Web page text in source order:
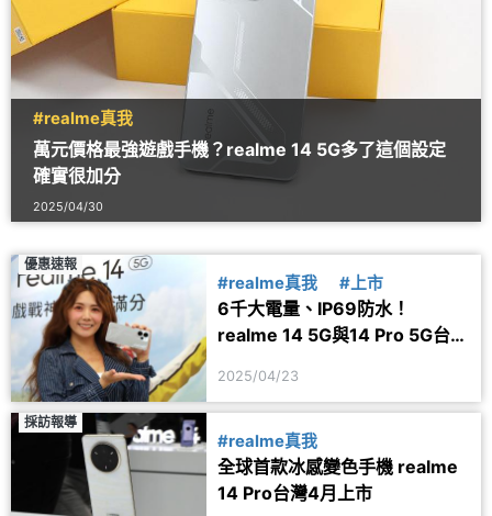
#realme真我
萬元價格最強遊戲手機？realme 14 5G多了這個設定
確實很加分
2025/04/30
優惠速報
#realme真我 #上市
6千大電量、IP69防水！
realme 14 5G與14 Pro 5G台灣
2025/04/23
採訪報導
#realme真我
全球首款冰感變色手機 realme
14 Pro台灣4月上市